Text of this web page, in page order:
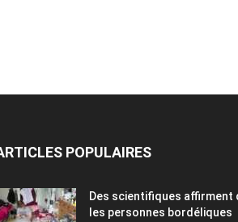
POPULAIRES
Des scientifiques affirment
les personnes bordéliques